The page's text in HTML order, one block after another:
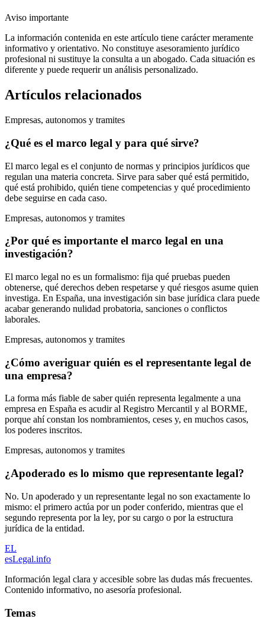
Aviso importante
La información contenida en este artículo tiene carácter meramente
informativo y orientativo. No constituye asesoramiento jurídico
profesional ni sustituye la consulta a un abogado. Cada situación es
diferente y puede requerir un análisis personalizado.
Artículos relacionados
Empresas, autonomos y tramites
¿Qué es el marco legal y para qué sirve?
El marco legal es el conjunto de normas y principios jurídicos que
regulan una materia concreta. Sirve para saber qué está permitido,
qué está prohibido, quién tiene competencias y qué procedimiento
debe seguirse en cada caso.
Empresas, autonomos y tramites
¿Por qué es importante el marco legal en una
investigación?
El marco legal no es un formalismo: fija qué pruebas pueden
obtenerse, qué derechos deben respetarse y qué riesgos asume quien
investiga. En España, una investigación sin base jurídica clara puede
acabar generando nulidad probatoria, sanciones o conflictos
laborales.
Empresas, autonomos y tramites
¿Cómo averiguar quién es el representante legal de
una empresa?
La forma más fiable de saber quién representa legalmente a una
empresa en España es acudir al Registro Mercantil y al BORME,
porque ahí constan los nombramientos, ceses y, en muchos casos,
los poderes inscritos.
Empresas, autonomos y tramites
¿Apoderado es lo mismo que representante legal?
No. Un apoderado y un representante legal no son exactamente lo
mismo: el primero actúa por un poder conferido, mientras que el
segundo representa por la ley, por su cargo o por la estructura
jurídica de la entidad.
EL
esLegal.info
Información legal clara y accesible sobre las dudas más frecuentes.
Contenido informativo, no asesoría profesional.
Temas